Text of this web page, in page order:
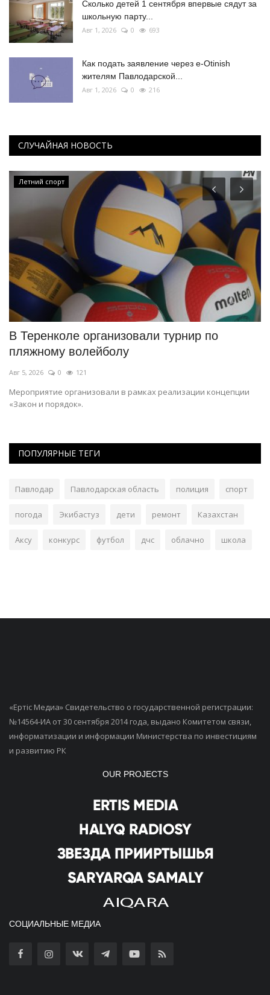
Сколько детей 1 сентября впервые сядут за
школьную парту...
Авг 1, 2026 0 693
Как подать заявление через e-Otinish
жителям Павлодарской...
Авг 1, 2026 0 216
СЛУЧАЙНАЯ НОВОСТЬ
Летний спорт
В Теренколе организовали турнир по
пляжному волейболу
Авг 5, 2026 0 121
Мероприятие организовали в рамках реализации концепции
«Закон и порядок».
ПОПУЛЯРНЫЕ ТЕГИ
Павлодар Павлодарская область полиция спорт
погода Экибастуз дети ремонт Казахстан
Аксу конкурс футбол дчс облачно школа
«Ертiс Медиа» Свидетельство о государственной регистрации:
№14564-ИА от 30 сентября 2014 года, выдано Комитетом связи,
информатизации и информации Министерства по инвестициям
и развитию РК
OUR PROJECTS
СОЦИАЛЬНЫЕ МЕДИА